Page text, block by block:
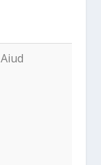
Aiud